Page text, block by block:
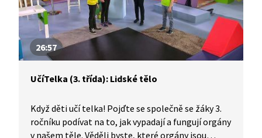
26:57
UčíTelka (3. třída): Lidské tělo
Když děti učí telka! Pojďte se společně se žáky 3.
ročníku podívat na to, jak vypadají a fungují orgány
v našem těle. Věděli byste, které orgány jsou